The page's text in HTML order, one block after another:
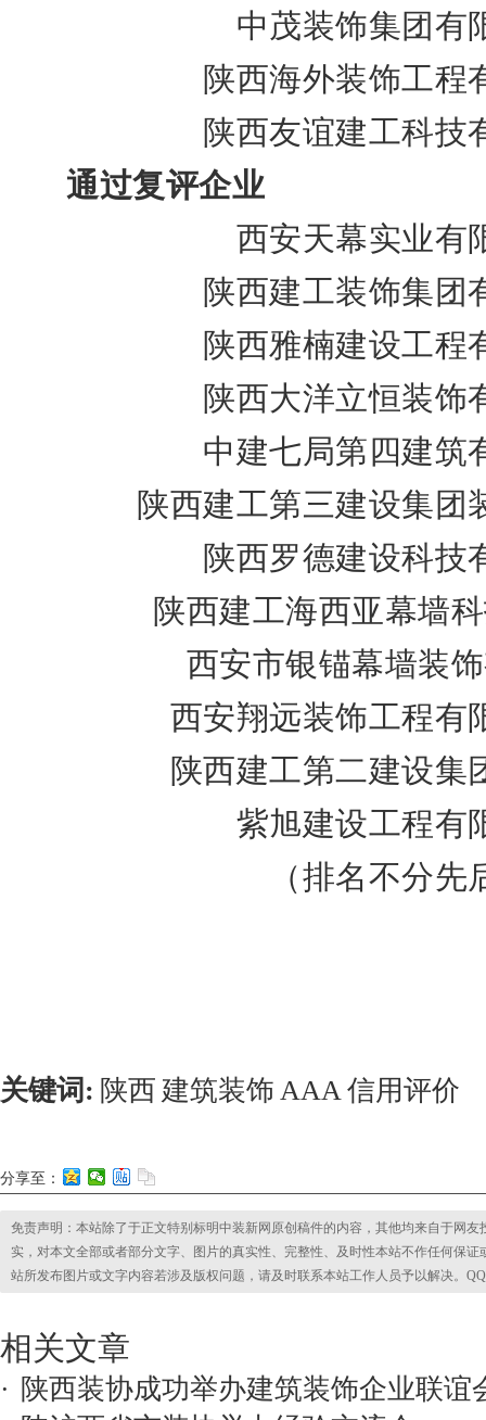
中茂装饰集团有
陕西海外装饰工程
陕西友谊建工科技
通过复评企业
西安天幕实业有
陕西建工装饰集团
陕西雅楠建设工程
陕西大洋立恒装饰
中建七局第四建筑
陕西建工第三建设集团
陕西罗德建设科技
陕西建工海西亚幕墙
西安市银锚幕墙装
西安翔远装饰工程有
陕西建工第二建设集
紫旭建设工程有
（排名不分先
关键词: 陕西 建筑装饰 AAA信用评价
分享至：
免责声明：本站除了于正文特别标明中装新网原创稿件的内容，其他均来自于网
实，对本文全部或者部分文字、图片的真实性、完整性、及时性本站不作任何保
站所发布图片或文字内容若涉及版权问题，请及时联系本站工作人员予以解决。
相关文章
· 陕西装协成功举办建筑装饰企业联谊